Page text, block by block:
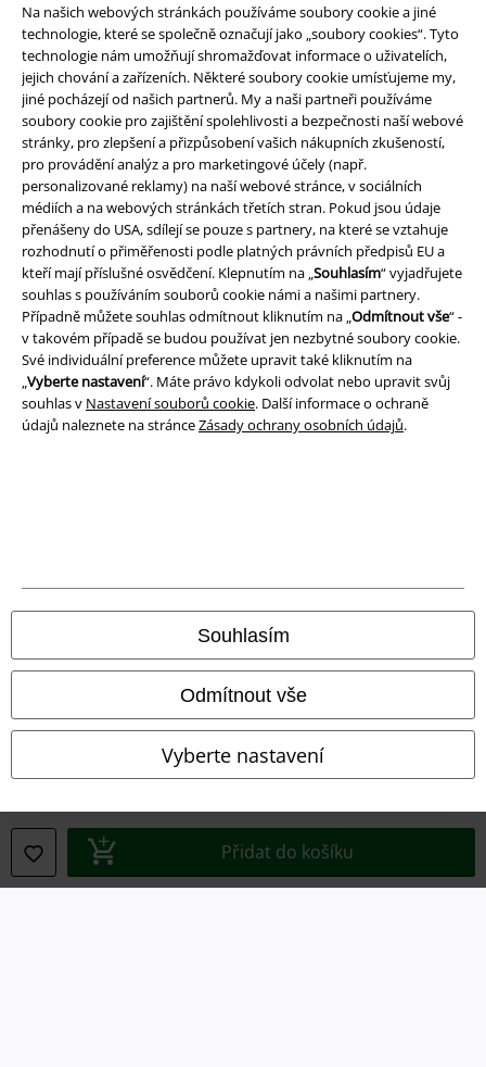
Na našich webových stránkách používáme soubory cookie a jiné
technologie, které se společně označují jako „soubory cookies“. Tyto
technologie nám umožňují shromažďovat informace o uživatelích,
jejich chování a zařízeních. Některé soubory cookie umísťujeme my,
jiné pocházejí od našich partnerů. My a naši partneři používáme
soubory cookie pro zajištění spolehlivosti a bezpečnosti naší webové
stránky, pro zlepšení a přizpůsobení vašich nákupních zkušeností,
pro provádění analýz a pro marketingové účely (např.
personalizované reklamy) na naší webové stránce, v sociálních
médiích a na webových stránkách třetích stran. Pokud jsou údaje
přenášeny do USA, sdílejí se pouze s partnery, na které se vztahuje
rozhodnutí o přiměřenosti podle platných právních předpisů EU a
kteří mají příslušné osvědčení. Klepnutím na „Souhlasím“ vyjadřujete
souhlas s používáním souborů cookie námi a našimi partnery.
Případně můžete souhlas odmítnout kliknutím na „Odmítnout vše“ -
v takovém případě se budou používat jen nezbytné soubory cookie.
Své individuální preference můžete upravit také kliknutím na
„Vyberte nastavení“. Máte právo kdykoli odvolat nebo upravit svůj
souhlas v Nastavení souborů cookie. Další informace o ochraně
údajů naleznete na stránceZásady ochrany osobních údajů.
Souhlasím
Odmítnout vše
Vyberte nastavení
Přidat do košíku
Balíkovna Balík Do ruky
EMP aplikaci
Stáhněte si novou EMP aplikaci zdarma a využijte všechny nové
funkce a výhody!
A Warner Music Group Company
Prohlášení o shodě
Informace o přístupnosti